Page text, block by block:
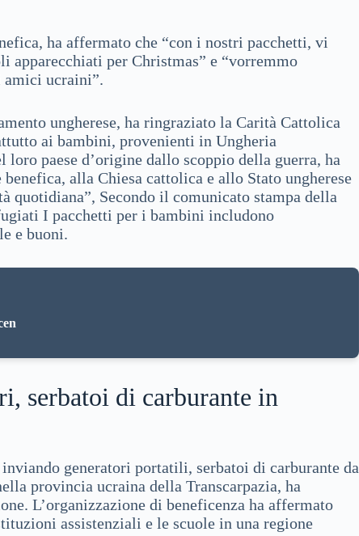
ha affermato che “con i nostri pacchetti, vi
per Christmas” e “vorremmo
amici ucraini”.
ungherese, ha ringraziato la Carità Cattolica
ai bambini, provenienti in Ungheria
paese d’origine dallo scoppio della guerra, ha
alla Chiesa cattolica e allo Stato ungherese
quotidiana”, Secondo il comunicato stampa della
I pacchetti per i bambini includono
e buoni.
serbatoi di carburante in
generatori portatili, serbatoi di carburante da
provincia ucraina della Transcarpazia, ha
L’organizzazione di beneficenza ha affermato
assistenziali e le scuole in una regione